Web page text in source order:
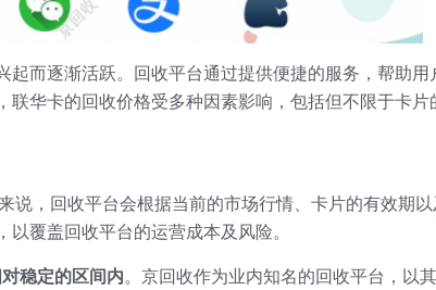
而逐渐活跃。回收平台通过提供便捷的服务，帮助
华卡的回收价格受多种因素影响，包括但不限于卡
，回收平台会根据当前的市场行情、卡片的有效期
覆盖回收平台的运营成本及风险。
稳定的区间内。京回收作为业内知名的回收平台，以